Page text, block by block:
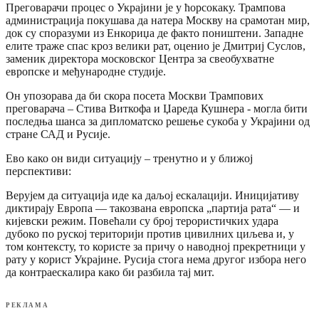
Преговарачи процес о Украјини је у ћорсокаку. Трампова
администрација покушава да натера Москву на срамотан мир,
док су споразуми из Eнкориџа де факто поништени. Западне
елите траже спас кроз велики рат, оценио је Дмитриј Суслов,
заменик директора московског Центра за свеобухватне
европске и међународне студије.
Он упозорава да би скора посета Москви Трампових
преговарача – Стива Виткофа и Џареда Кушнера - могла бити
последња шанса за дипломатско решење сукоба у Украјини од
стране САД и Русије.
Ево како он види ситуацију – тренутно и у ближој
перспективи:
Верујем да ситуација иде ка даљој ескалацији. Иницијативу
диктирају Европа — такозвана европска „партија рата“ — и
кијевски режим. Повећали су број терористичких удара
дубоко по руској територији против цивилних циљева и, у
том контексту, то користе за причу о наводној прекретници у
рату у корист Украјине. Русија стога нема другог избора него
да контраескалира како би разбила тај мит.
РЕКЛАМА